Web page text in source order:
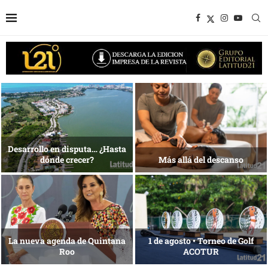
1 al 28 de agosto •
Fundación Isleña
Energía que Impulsa la
competitividad
Reconocimiento de viajeros La esencia del servicio